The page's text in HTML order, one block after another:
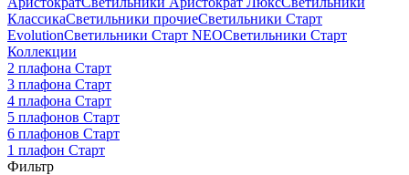
КлассикаСветильники прочиеСветильники Старт
EvolutionСветильники Старт NEOСветильники Старт
Коллекции
2 плафона Старт
3 плафона Старт
4 плафона Старт
5 плафонов Старт
6 плафонов Старт
1 плафон Старт
Фильтр